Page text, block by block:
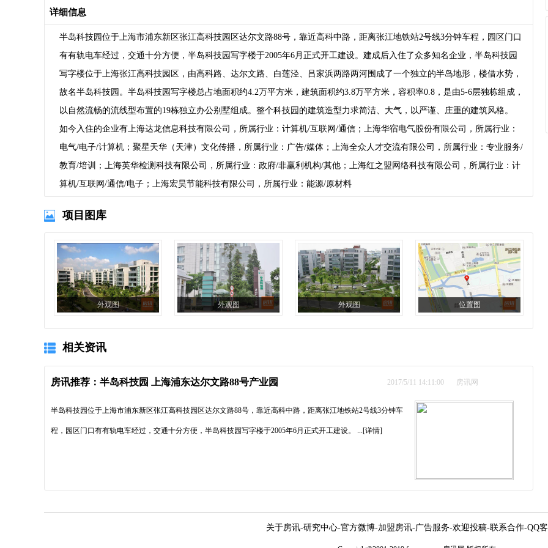
详细信息
半岛科技园位于上海市浦东新区张江高科技园区达尔文路88号，靠近高科中路，距离张江地铁站2号线3分钟车程，园区门口
有有轨电车经过，交通十分方便，半岛科技园写字楼于2005年6月正式开工建设。建成后入住了众多知名企业，半岛科技园
写字楼位于上海张江高科技园区，由高科路、达尔文路、白莲泾、吕家浜两路两河围成了一个独立的半岛地形，楼借水势，
故名半岛科技园。半岛科技园写字楼总占地面积约4.2万平方米，建筑面积约3.8万平方米，容积率0.8，是由5-6层独栋组成，
以自然流畅的流线型布置的19栋独立办公别墅组成。整个科技园的建筑造型力求简洁、大气，以严谨、庄重的建筑风格。
如今入住的企业有上海达龙信息科技有限公司，所属行业：计算机/互联网/通信；上海华宿电气股份有限公司，所属行业：
电气/电子/计算机；聚星天华（天津）文化传播，所属行业：广告/媒体；上海全众人才交流有限公司，所属行业：专业服务/
教育/培训；上海英华检测科技有限公司，所属行业：政府/非赢利机构/其他；上海红之盟网络科技有限公司，所属行业：计
算机/互联网/通信/电子；上海宏昊节能科技有限公司，所属行业：能源/原材料
项目图库
外观图 外观图 外观图 位置图
相关资讯
房讯推荐：半岛科技园 上海浦东达尔文路88号产业园 2017/5/11 14:11:00 房讯网
半岛科技园位于上海市浦东新区张江高科技园区达尔文路88号，靠近高科中路，距离张江地铁站2号线3分钟车
程，园区门口有有轨电车经过，交通十分方便，半岛科技园写字楼于2005年6月正式开工建设。 ...[详情]
关于房讯-研究中心-官方微博-加盟房讯-广告服务-欢迎投稿-联系合作-QQ